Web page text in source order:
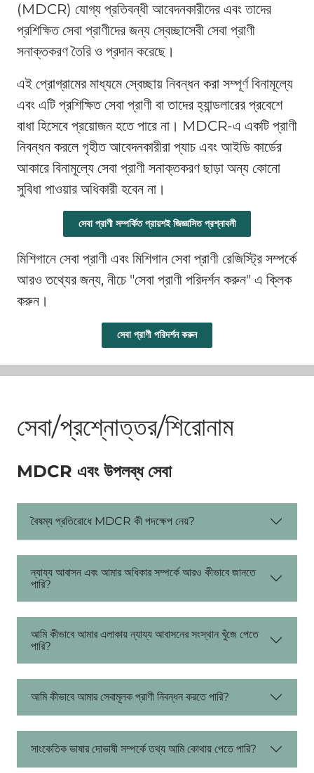
(MDCR) যোগ্য প্রতিবন্ধী আবেদনকারীদের এবং তাদের
প্রশিক্ষিত সেবা প্রাণীদের জন্য স্বেচ্ছাসেবী সেবা প্রাণী
সনাক্তকরণ তৈরি ও প্রদান করেছে।
এই প্রোগ্রামের মাধ্যমে স্বেচ্ছায় নিবন্ধন করা সম্পূর্ণ বিনামূল্যে
এবং এটি প্রশিক্ষিত সেবা প্রাণী বা তাদের হ্যান্ডলারের প্রবেশে
বাধা হিসেবে প্রয়োজন হতে পারে না। MDCR-এ একটি প্রাণী
নিবন্ধন করলে গৃহীত আবেদনকারীরা প্যাচ এবং আইডি কার্ডের
আকারে বিনামূল্যে সেবা প্রাণী সনাক্তকরণ ছাড়া অন্য কোনো
সুবিধা পাওয়ার অধিকারী হবেন না।
সেবা প্রাণী সম্পর্কিত প্রায়শই জিজ্ঞাসিত প্রশ্নাবলী
মিশিগানে সেবা প্রাণী এবং মিশিগান সেবা প্রাণী রেজিস্ট্রি সম্পর্কে
আরও তথ্যের জন্য, নীচে "সেবা প্রাণী পরিদর্শন করুন" এ ক্লিক
করুন।
সেবা প্রাণী পরিদর্শন করুন
সেবা/প্রশ্নোত্তর/শিরোনাম
MDCR এবং উপলব্ধ সেবা
বৈষম্য প্রতিরোধে MDCR কী পদক্ষেপ নেয়?
ন্যায্য আবাসন এবং আমার অধিকার সম্পর্কে আরও কীভাবে জানতে
পারি?
আমি কীভাবে আমার এলাকায় ন্যায্য আবাসনের সংস্থান খুঁজে পেতে
পারি?
আমি কীভাবে আমার সেবামূলক প্রাণী নিবন্ধন করতে পারি?
সাংকেতিক ভাষার দোভাষী সম্পর্কে তথ্য আমি কোথায় পেতে পারি?